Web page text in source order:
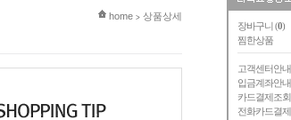
장바구니 (0)
찜한상품
고객센터안내
입금계좌안내
카드결제조회
전화카드결제
현재 위치
home > 상품상세